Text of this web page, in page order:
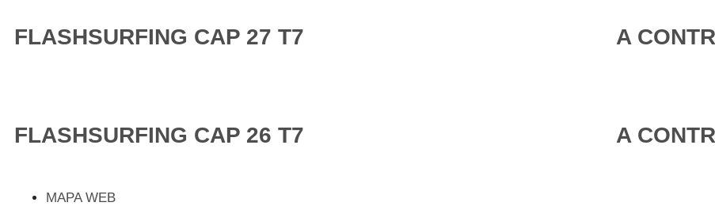
FLASHSURFING CAP 27 T7
FLASHSURFING CAP 26 T7
A
A
MAPA WEB